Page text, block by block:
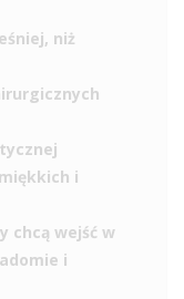
niż
i
chcą wejść w
i